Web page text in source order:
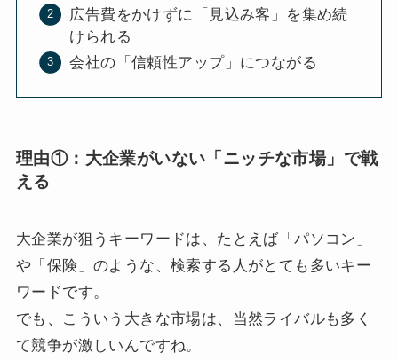
広告費をかけずに「見込み客」を集め続
けられる
会社の「信頼性アップ」につながる
理由①： 大企業がいない「ニッチな市場」で戦
える
大企業が狙うキーワードは、たとえば「パソコン」
や「保険」のような、検索する人がとても多いキー
ワードです。
でも、こういう大きな市場は、当然ライバルも多く
て競争が激しいんですね。